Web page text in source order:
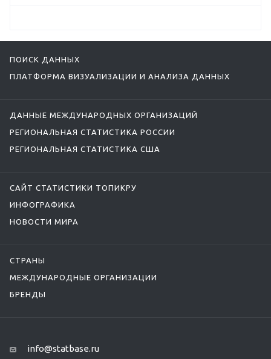
ПОИСК ДАННЫХ
ПЛАТФОРМА ВИЗУАЛИЗАЦИИ И АНАЛИЗА ДАННЫХ
ДАННЫЕ МЕЖДУНАРОДНЫХ ОРГАНИЗАЦИЙ
РЕГИОНАЛЬНАЯ СТАТИСТИКА РОССИИ
РЕГИОНАЛЬНАЯ СТАТИСТИКА США
САЙТ СТАТИСТИКИ ТОПИКРУ
ИНФОГРАФИКА
НОВОСТИ МИРА
СТРАНЫ
МЕЖДУНАРОДНЫЕ ОРГАНИЗАЦИИ
БРЕНДЫ
info@statbase.ru